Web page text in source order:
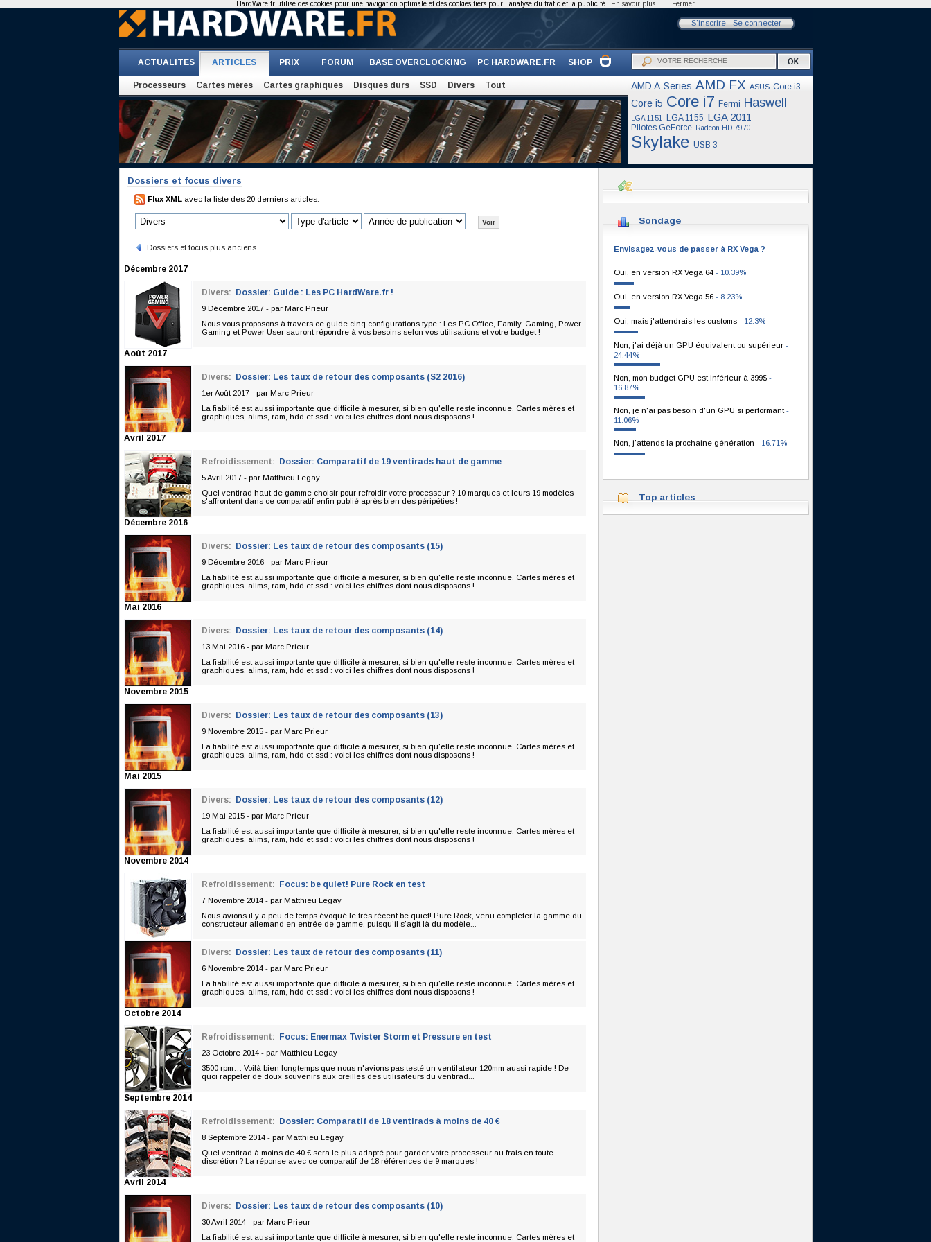
S'inscrire- Se connecter
ACTUALITES ARTICLES PRIX FORUM BASE OVERCLOCKING PC HARDWARE.FR SHOP
Processeurs Cartes mères Cartes graphiques Disques durs SSD Divers Tout AMD A-Series AMD FX ASUS Core i3
Core i5 Core i7 Fermi Haswell
LGA 1151 LGA 1155 LGA 2011
Pilotes GeForce Radeon HD 7970
Skylake USB 3
Dossiers et focus divers
Flux XMLavec la liste des 20 derniers articles.
Dossiers et focus plus anciens
Décembre 2017
Divers: Dossier: Guide : Les PC HardWare.fr !
9 Décembre 2017 - par Marc Prieur
Nous vous proposons à travers ce guide cinq configurations type : Les PC Office, Family, Gaming, Power
Gaming et Power User sauront répondre à vos besoins selon vos utilisations et votre budget !
Août 2017
Divers: Dossier: Les taux de retour des composants (S2 2016)
1er Août 2017 - par Marc Prieur
La fiabilité est aussi importante que difficile à mesurer, si bien qu'elle reste inconnue. Cartes mères et
graphiques, alims, ram, hdd et ssd : voici les chiffres dont nous disposons !
Avril 2017
Refroidissement: Dossier: Comparatif de 19 ventirads haut de gamme
5 Avril 2017 - par Matthieu Legay
Quel ventirad haut de gamme choisir pour refroidir votre processeur ? 10 marques et leurs 19 modèles
s'affrontent dans ce comparatif enfin publié après bien des péripéties !
Décembre 2016
Divers: Dossier: Les taux de retour des composants (15)
9 Décembre 2016 - par Marc Prieur
La fiabilité est aussi importante que difficile à mesurer, si bien qu'elle reste inconnue. Cartes mères et
graphiques, alims, ram, hdd et ssd : voici les chiffres dont nous disposons !
Mai 2016
Divers: Dossier: Les taux de retour des composants (14)
13 Mai 2016 - par Marc Prieur
La fiabilité est aussi importante que difficile à mesurer, si bien qu'elle reste inconnue. Cartes mères et
graphiques, alims, ram, hdd et ssd : voici les chiffres dont nous disposons !
Novembre 2015
Divers: Dossier: Les taux de retour des composants (13)
9 Novembre 2015 - par Marc Prieur
La fiabilité est aussi importante que difficile à mesurer, si bien qu'elle reste inconnue. Cartes mères et
graphiques, alims, ram, hdd et ssd : voici les chiffres dont nous disposons !
Mai 2015
Divers: Dossier: Les taux de retour des composants (12)
19 Mai 2015 - par Marc Prieur
La fiabilité est aussi importante que difficile à mesurer, si bien qu'elle reste inconnue. Cartes mères et
graphiques, alims, ram, hdd et ssd : voici les chiffres dont nous disposons !
Novembre 2014
Refroidissement: Focus: be quiet! Pure Rock en test
7 Novembre 2014 - par Matthieu Legay
Nous avions il y a peu de temps évoqué le très récent be quiet! Pure Rock, venu compléter la gamme du
constructeur allemand en entrée de gamme, puisqu'il s'agit là du modèle...
Divers: Dossier: Les taux de retour des composants (11)
6 Novembre 2014 - par Marc Prieur
La fiabilité est aussi importante que difficile à mesurer, si bien qu'elle reste inconnue. Cartes mères et
graphiques, alims, ram, hdd et ssd : voici les chiffres dont nous disposons !
Octobre 2014
Refroidissement: Focus: Enermax Twister Storm et Pressure en test
23 Octobre 2014 - par Matthieu Legay
3500 rpm… Voilà bien longtemps que nous n'avions pas testé un ventilateur 120mm aussi rapide ! De
quoi rappeler de doux souvenirs aux oreilles des utilisateurs du ventirad...
Septembre 2014
Refroidissement: Dossier: Comparatif de 18 ventirads à moins de 40 €
8 Septembre 2014 - par Matthieu Legay
Quel ventirad à moins de 40 € sera le plus adapté pour garder votre processeur au frais en toute
discrétion ? La réponse avec ce comparatif de 18 références de 9 marques !
Avril 2014
Divers: Dossier: Les taux de retour des composants (10)
30 Avril 2014 - par Marc Prieur
La fiabilité est aussi importante que difficile à mesurer, si bien qu'elle reste inconnue. Cartes mères et
Sondage
Envisagez-vous de passer à RX Vega ?
Oui, en version RX Vega 64 - 10.39%
Oui, en version RX Vega 56 - 8.23%
Oui, mais j'attendrais les customs - 12.3%
Non, j'ai déjà un GPU équivalent ou supérieur -
24.44%
Non, mon budget GPU est inférieur à 399$ -
16.87%
Non, je n'ai pas besoin d'un GPU si performant -
11.06%
Non, j'attends la prochaine génération - 16.71%
Top articles
HardWare.fr utilise des cookies pour une navigation optimale et des cookies tiers pour l'analyse du trafic et la publicité En savoir plus Fermer